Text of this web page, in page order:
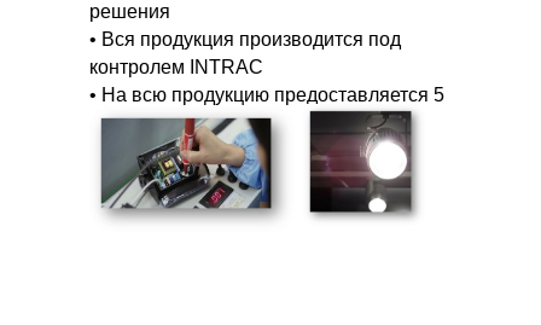
решения
• Вся продукция производится под
контролем INTRAC
• На всю продукцию предоставляется 5
лет гарантии